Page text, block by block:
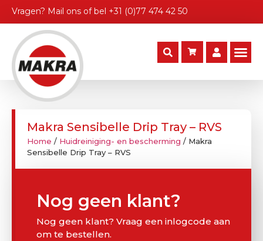
Vragen? Mail ons of bel +31 (0)77 474 42 50
Makra Sensibelle Drip Tray – RVS
Home / Huidreiniging- en bescherming / Makra
Sensibelle Drip Tray – RVS
Nog geen klant?
Nog geen klant? Vraag een inlogcode aan
om te bestellen.